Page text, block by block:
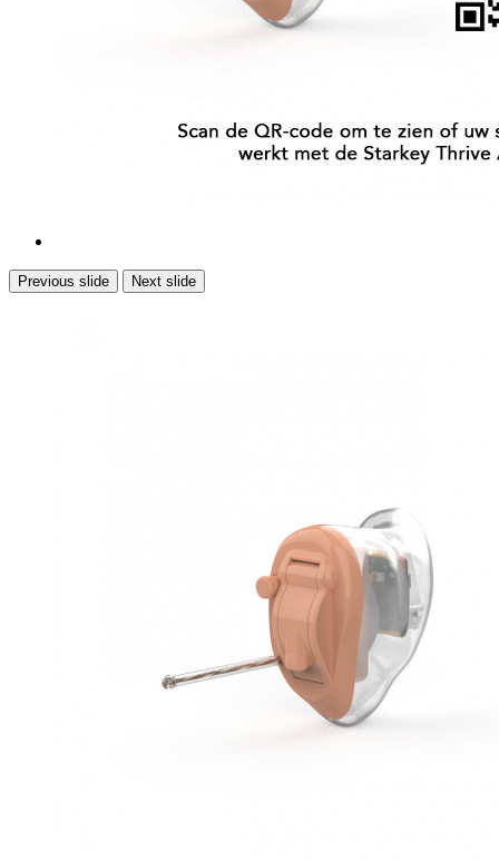
Previous slide Next slide